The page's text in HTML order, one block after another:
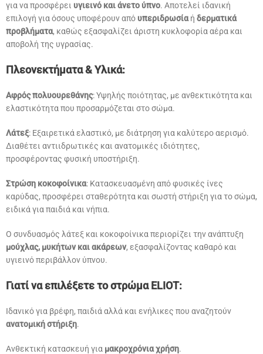
για να προσφέρει υγιεινό και άνετο ύπνο. Αποτελεί ιδανική
επιλογή για όσους υποφέρουν από υπεριδρωσίαή δερματικά
προβλήματα, καθώς εξασφαλίζει άριστη κυκλοφορία αέρα και
αποβολή της υγρασίας.
Πλεονεκτήματα & Υλικά:
Αφρός πολυουρεθάνης: Υψηλής ποιότητας, με ανθεκτικότητα και
ελαστικότητα που προσαρμόζεται στο σώμα.
Λάτεξ: Εξαιρετικά ελαστικό, με διάτρηση για καλύτερο αερισμό.
Διαθέτει αντιιδρωτικές και ανατομικές ιδιότητες,
προσφέροντας φυσική υποστήριξη.
Στρώση κοκοφοίνικα: Κατασκευασμένη από φυσικές ίνες
καρύδας, προσφέρει σταθερότητα και σωστή στήριξη για το σώμα,
ειδικά για παιδιά και νήπια.
Ο συνδυασμός λάτεξ και κοκοφοίνικα περιορίζει την ανάπτυξη
μούχλας, μυκήτων και ακάρεων, εξασφαλίζοντας καθαρό και
υγιεινό περιβάλλον ύπνου.
Γιατί να επιλέξετε το στρώμα ELIOT:
Ιδανικό για βρέφη, παιδιά αλλά και ενήλικες που αναζητούν
ανατομική στήριξη.
Ανθεκτική κατασκευή για μακροχρόνια χρήση.